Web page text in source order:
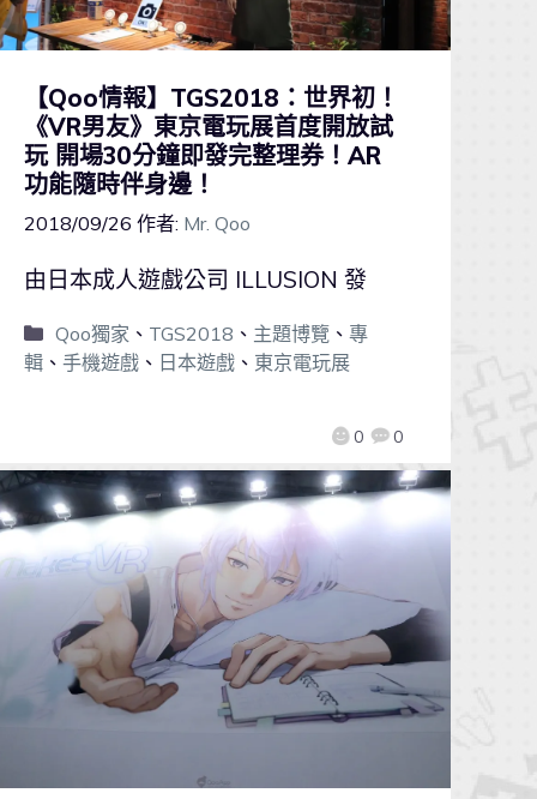
【Qoo情報】TGS2018：世界初！
《VR男友》東京電玩展首度開放試
玩 開場30分鐘即發完整理券！AR
功能隨時伴身邊！
2018/09/26 作者: Mr. Qoo
0 0
由日本成人遊戲公司 ILLUSION 發
Qoo獨家 、 TGS2018 、 主題博覽、 專
輯、 手機遊戲、 日本遊戲、 東京電玩展